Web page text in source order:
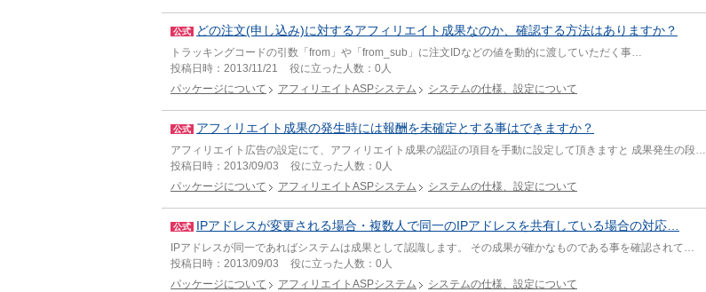
公式 どの注文(申し込み)に対するアフィリエイト成果なのか、確認する方法はありますか？
トラッキングコードの引数「from」や「from_sub」に注文IDなどの値を動的に渡していただく事…
投稿日時： 2013/11/21 役に立った人数： 0人
パッケージについて
アフィリエイトASPシステム システムの仕様、設定について
公式 アフィリエイト成果の発生時には報酬を未確定とする事はできますか？
アフィリエイト広告の設定にて、アフィリエイト成果の認証の項目を手動に設定して頂きますと 成果発生の段…
投稿日時： 2013/09/03 役に立った人数： 0人
パッケージについて
アフィリエイトASPシステム システムの仕様、設定について
公式 IPアドレスが変更される場合・複数人で同一のIPアドレスを共有している場合の対応…
IPアドレスが同一であればシステムは成果として認識します。 その成果が確かなものである事を確認されて…
投稿日時： 2013/09/03 役に立った人数： 0人
パッケージについて
アフィリエイトASPシステム システムの仕様、設定について